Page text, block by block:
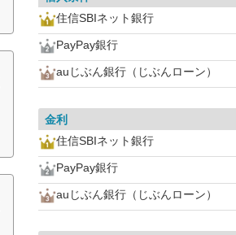
住信SBIネット銀行
PayPay銀行
auじぶん銀行（じぶんローン）
金利
住信SBIネット銀行
PayPay銀行
auじぶん銀行（じぶんローン）